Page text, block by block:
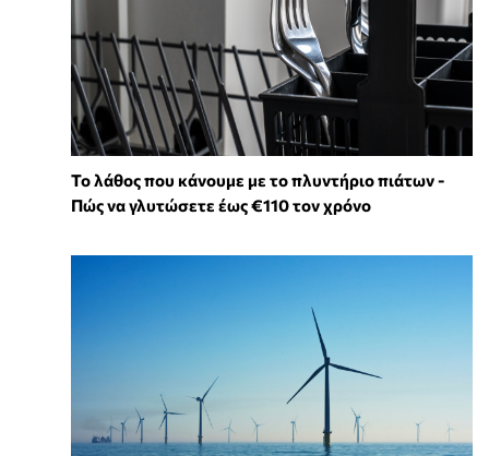
Το λάθος που κάνουμε με το πλυντήριο πιάτων -
Πώς να γλυτώσετε έως €110 τον χρόνο